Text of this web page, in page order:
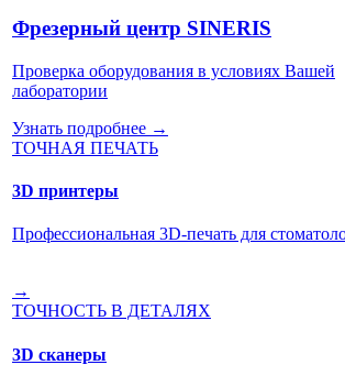
Фрезерный центр SINERIS
Проверка оборудования в условиях Вашей
лаборатории
Узнать подробнее →
ТОЧНАЯ ПЕЧАТЬ
3D принтеры
Профессиональная 3D-печать для
→
ТОЧНОСТЬ В ДЕТАЛЯХ
3D сканеры